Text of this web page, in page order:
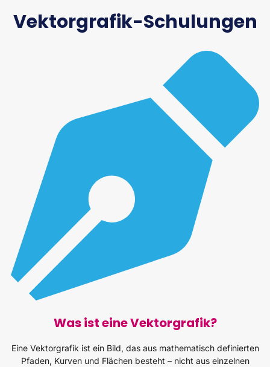
Vektorgrafik-Schulungen
Was ist eine Vektorgrafik?
Eine Vektorgrafik ist ein Bild, das aus mathematisch definierten
Pfaden, Kurven und Flächen besteht – nicht aus einzelnen